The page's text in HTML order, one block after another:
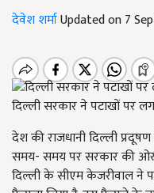
देवेश शर्माUpdated on 7
दिल्ली सरकार ने पटाखों पर
देश की राजधानी दिल्ली
समय- समय पर सरकार की
दिल्ली के सीएम केजरीवाल ने